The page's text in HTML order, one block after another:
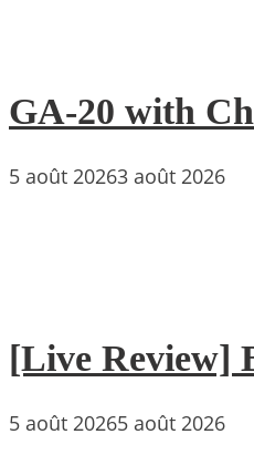
GA-20 with
5 août 20263 août 2026
[Live Review]
5 août 20265 août 2026